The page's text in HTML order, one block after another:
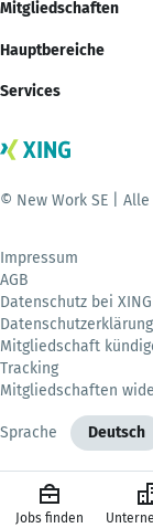
Mitgliedschaften
Hauptbereiche
Services
© New Work SE |
Impressum
AGB
Datenschutz bei XING
Datenschutzerklärung
Mitgliedschaft
Tracking
Mitgliedschaften
Sprache Deutsch
Jobs finden